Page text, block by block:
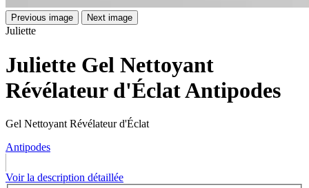
Previous image Next image
Juliette
Juliette Gel Nettoyant
Révélateur d'Éclat Antipodes
Gel Nettoyant Révélateur d'Éclat
Antipodes
Voir la description détaillée